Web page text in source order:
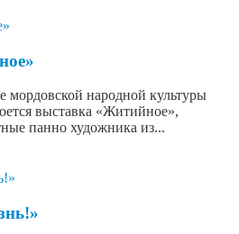
мордовской народной культуры
выставка «Житийное»,
панно художника из...